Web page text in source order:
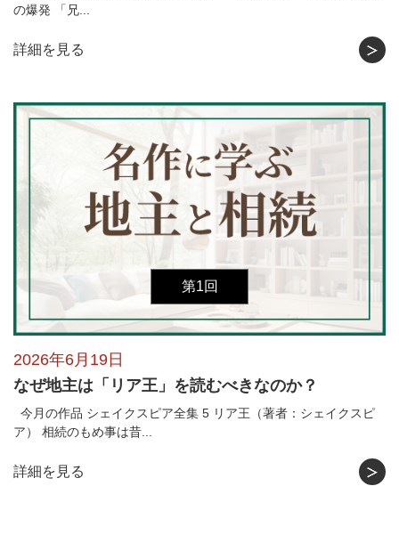
の爆発 「兄...
詳細を見る
第1回
2026年6月19日
なぜ地主は「リア王」を読むべきなのか？
今月の作品 シェイクスピア全集 5 リア王（著者：シェイクスピ
ア） 相続のもめ事は昔...
詳細を見る